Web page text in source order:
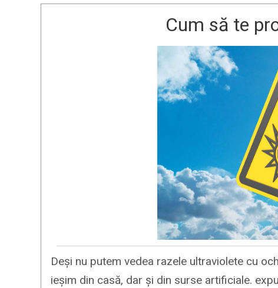
Cum să te
Deși nu putem vedea razele ultraviolete cu
ieșim din casă, dar și din surse artificiale.